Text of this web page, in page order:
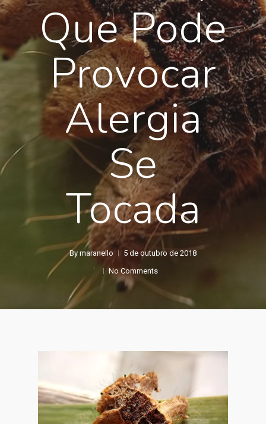
Que Pode
Provocar
Alergia
Se
Tocada
By maranello
5 de outubro de 2018
No Comments